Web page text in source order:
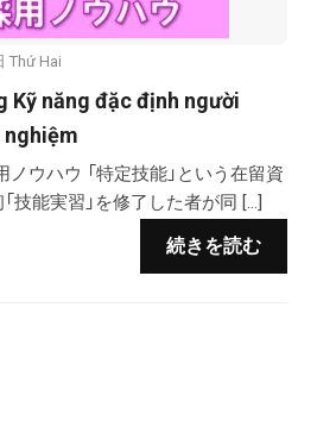
Thứ Hai
Kỹ năng đặc định người
ウハウ 「特定技能」という在留資
技能実習」を修了した者が同 […]
続きを読む